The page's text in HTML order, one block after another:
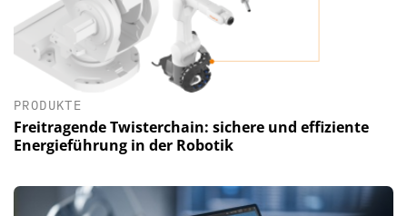
PRODUKTE
Freitragende Twisterchain: sichere und effiziente
Energieführung in der Robotik